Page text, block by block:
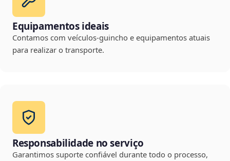
Equipamentos ideais
Contamos com veículos-guincho e equipamentos atuais
para realizar o transporte.
Responsabilidade no serviço
Garantimos suporte confiável durante todo o processo,